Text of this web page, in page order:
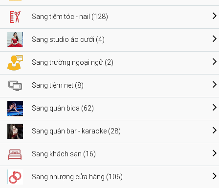
Sang tiệm tóc - nail (128)
Sang studio áo cưới (4)
Sang trường ngoại ngữ (2)
Sang tiệm net (8)
Sang quán bida (62)
Sang quán bar - karaoke (28)
Sang khách sạn (16)
Sang nhượng cửa hàng (106)